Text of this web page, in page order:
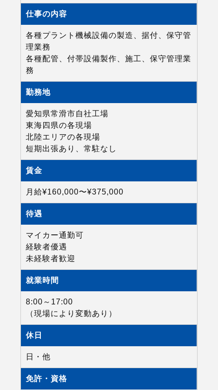
仕事の内容
各種プラント機械設備の製造、据付、保守管
理業務
各種配管、付帯設備製作、施工、保守管理業
務
勤務地
愛知県常滑市自社工場
東海四県の各現場
北陸エリアの各現場
短期出張あり、常駐なし
賃金
月給¥160,000〜¥375,000
待遇
マイカー通勤可
経験者優遇
未経験者歓迎
就業時間
8:00～17:00
（現場により変動あり）
休日
日・他
免許・資格